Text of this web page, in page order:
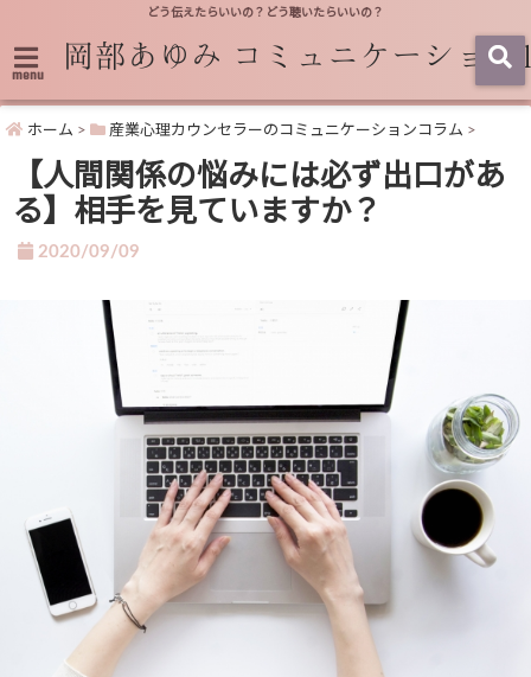
どう伝えたらいいの？どう聴いたらいいの？
menu
ホーム > 産業心理カウンセラーのコミュニケーションコラム >
【人間関係の悩みには必ず出口があ
る】相手を見ていますか？
2020/09/09